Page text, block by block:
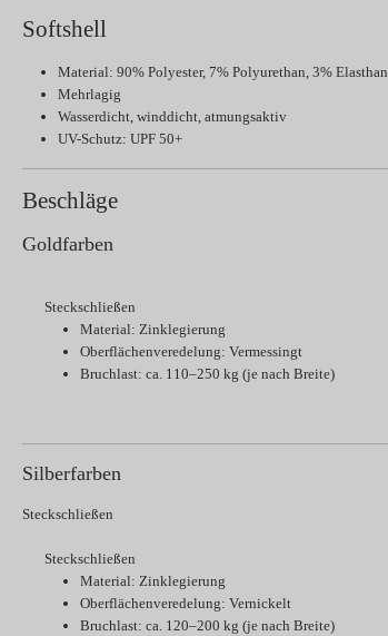
Softshell
Material: 90% Polyester, 7% Polyurethan, 3% Elasthan
Mehrlagig
Wasserdicht, winddicht, atmungsaktiv
UV-Schutz: UPF 50+
Beschläge
Goldfarben
Steckschließen
Material: Zinklegierung
Oberflächenveredelung: Vermessingt
Bruchlast: ca. 110–250 kg (je nach Breite)
Silberfarben
Steckschließen
Steckschließen
Material: Zinklegierung
Oberflächenveredelung: Vernickelt
Bruchlast: ca. 120–200 kg (je nach Breite)